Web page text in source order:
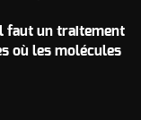
faut un traitement
où les molécules